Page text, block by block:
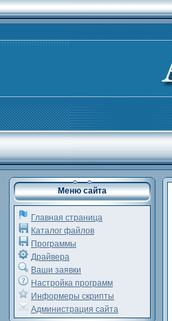
Меню сайта
Главная страница
Каталог файлов
Программы
Драйвера
Ваши заявки
Настройка программ
Информеры скрипты
Администрация сайта